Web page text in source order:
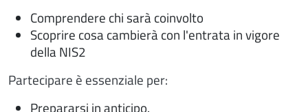
Comprendere chi sarà coinvolto
Scoprire cosa cambierà con l'entrata in vigore
della NIS2
Partecipare è essenziale per:
Prepararsi in anticipo.